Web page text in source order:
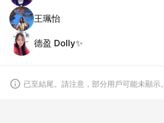
王珮怡
德盈 Dolly✨
已至結尾。請注意，部分用戶可能未顯示。